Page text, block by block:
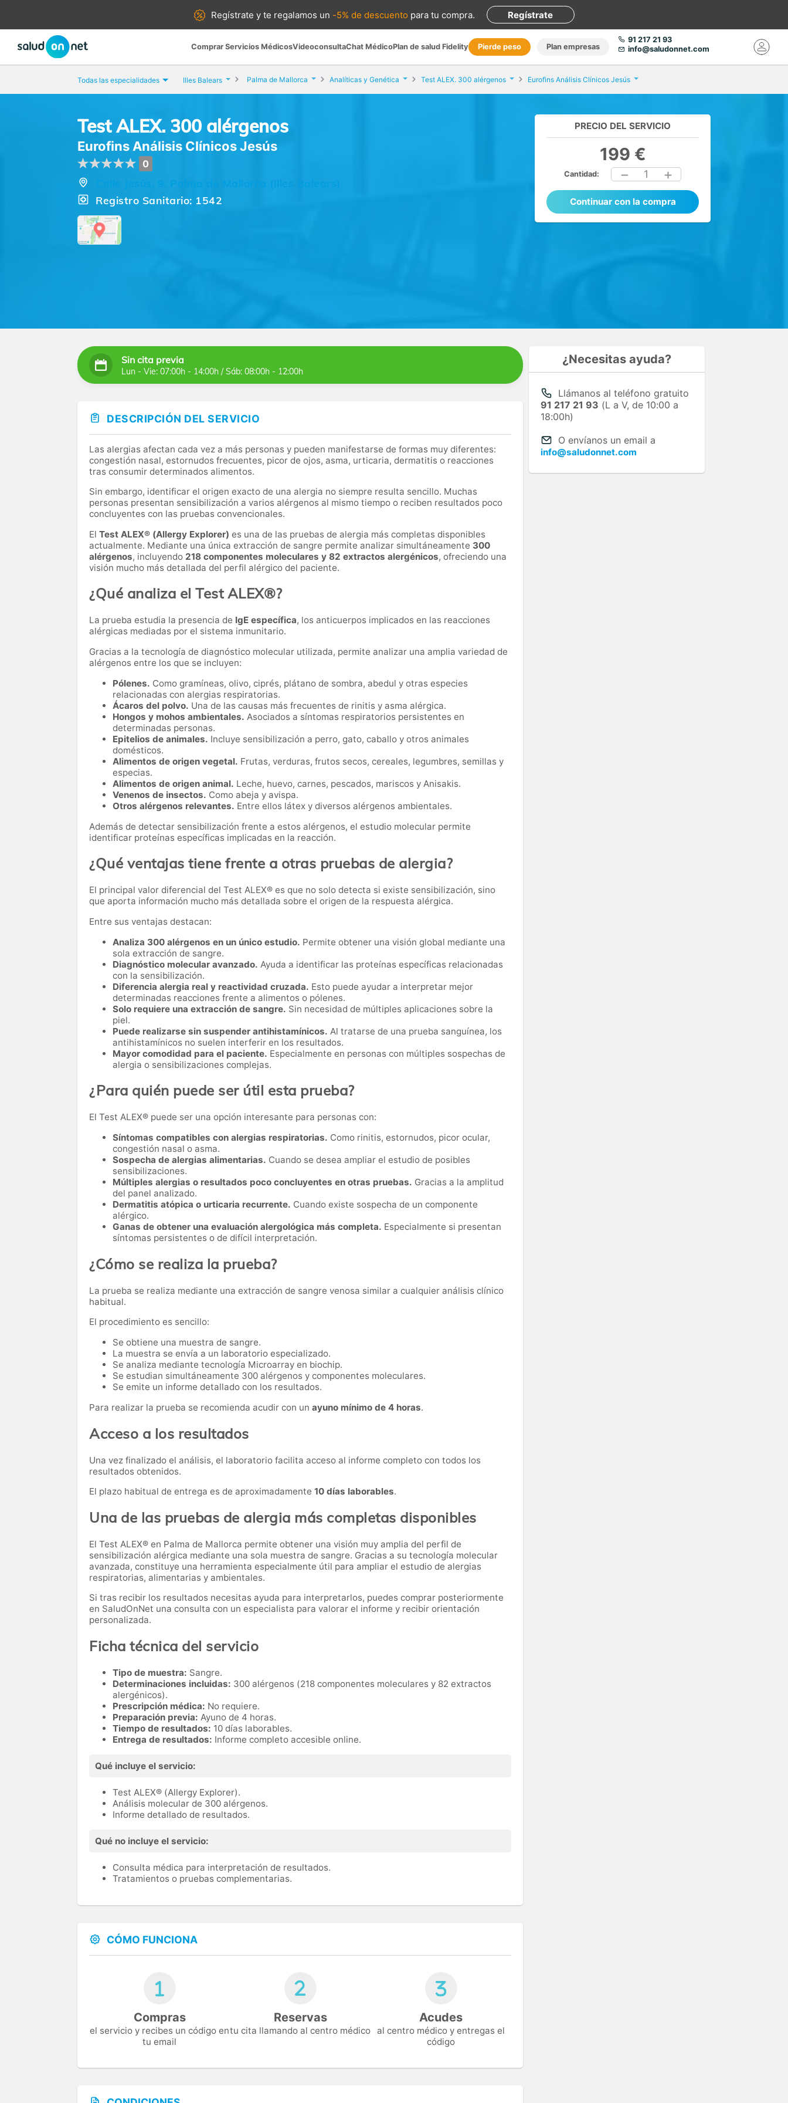
Regístrate yte regalamos un -5% de descuento para tu compra. Regístrate
Comprar Servicios MédicosVideoconsultaChat MédicoPlan de salud Fidelity Pierde peso Plan empresas
91 217 21 93
info@saludonnet.com
Todas las especialidades Illes Balears Palma de Mallorca Analíticas y Genética Test ALEX. 300 alérgenos Eurofins Análisis Clínicos Jesús
Test ALEX. 300 alérgenos
Eurofins Análisis Clínicos Jesús
0
Calle Jesús, 9, Palma de Mallorca (Illes Balears)
Registro Sanitario: 1542
PRECIO DEL SERVICIO
199 €
Cantidad: 1
Continuar con la compra
Sin cita previa
Lun - Vie: 07:00h - 14:00h / Sáb: 08:00h - 12:00h
DESCRIPCIÓN DEL SERVICIO
Las alergias afectan cada vez a más personas y pueden manifestarse de formas muy diferentes:
congestión nasal, estornudos frecuentes, picor de ojos, asma, urticaria, dermatitis o reacciones
tras consumir determinados alimentos.
Sin embargo, identificar el origen exacto de una alergia no siempre resulta sencillo. Muchas
personas presentan sensibilización a varios alérgenos al mismo tiempo o reciben resultados poco
concluyentes con las pruebas convencionales.
El Test ALEX® (Allergy Explorer) es una de las pruebas de alergia más completas disponibles
actualmente. Mediante una única extracción de sangre permite analizar simultáneamente 300
alérgenos, incluyendo 218 componentes moleculares y 82 extractos alergénicos, ofreciendo una
visión mucho más detallada del perfil alérgico del paciente.
¿Qué analiza el Test ALEX®?
La prueba estudia la presencia de IgE específica, los anticuerpos implicados en las reacciones
alérgicas mediadas por el sistema inmunitario.
Gracias a la tecnología de diagnóstico molecular utilizada, permite analizar una amplia variedad de
alérgenos entre los que se incluyen:
Pólenes. Como gramíneas, olivo, ciprés, plátano de sombra, abedul y otras especies
relacionadas con alergias respiratorias.
Ácaros del polvo. Una de las causas más frecuentes de rinitis y asma alérgica.
Hongos y mohos ambientales. Asociados a síntomas respiratorios persistentes en
determinadas personas.
Epitelios de animales. Incluye sensibilización a perro, gato, caballo y otros animales
domésticos.
Alimentos de origen vegetal. Frutas, verduras, frutos secos, cereales, legumbres, semillas y
especias.
Alimentos de origen animal. Leche, huevo, carnes, pescados, mariscos y Anisakis.
Venenos de insectos. Como abeja y avispa.
Otros alérgenos relevantes. Entre ellos látex y diversos alérgenos ambientales.
Además de detectar sensibilización frente a estos alérgenos, el estudio molecular permite
identificar proteínas específicas implicadas en la reacción.
¿Qué ventajas tiene frente a otras pruebas de alergia?
El principal valor diferencial del Test ALEX® es que no solo detecta si existe sensibilización, sino
que aporta información mucho más detallada sobre el origen de la respuesta alérgica.
Entre sus ventajas destacan:
Analiza 300 alérgenos en un único estudio. Permite obtener una visión global mediante una
sola extracción de sangre.
Diagnóstico molecular avanzado. Ayuda a identificar las proteínas específicas relacionadas
con la sensibilización.
Diferencia alergia real y reactividad cruzada. Esto puede ayudar a interpretar mejor
determinadas reacciones frente a alimentos o pólenes.
Solo requiere una extracción de sangre. Sin necesidad de múltiples aplicaciones sobre la
piel.
Puede realizarse sin suspender antihistamínicos. Al tratarse de una prueba sanguínea, los
antihistamínicos no suelen interferir en los resultados.
Mayor comodidad para el paciente. Especialmente en personas con múltiples sospechas de
alergia o sensibilizaciones complejas.
¿Para quién puede ser útil esta prueba?
El Test ALEX® puede ser una opción interesante para personas con:
Síntomas compatibles con alergias respiratorias. Como rinitis, estornudos, picor ocular,
congestión nasal o asma.
Sospecha de alergias alimentarias. Cuando se desea ampliar el estudio de posibles
sensibilizaciones.
Múltiples alergias o resultados poco concluyentes en otras pruebas. Gracias a la amplitud
del panel analizado.
Dermatitis atópica o urticaria recurrente. Cuando existe sospecha de un componente
alérgico.
Ganas de obtener una evaluación alergológica más completa. Especialmente si presentan
síntomas persistentes o de difícil interpretación.
¿Cómo se realiza la prueba?
La prueba se realiza mediante una extracción de sangre venosa similar a cualquier análisis clínico
habitual.
El procedimiento es sencillo:
Se obtiene una muestra de sangre.
La muestra se envía a un laboratorio especializado.
Se analiza mediante tecnología Microarray en biochip.
Se estudian simultáneamente 300 alérgenos y componentes moleculares.
Se emite un informe detallado con los resultados.
Para realizar la prueba se recomienda acudir con un ayuno mínimo de 4 horas.
Acceso a los resultados
Una vez finalizado el análisis, el laboratorio facilita acceso al informe completo con todos los
resultados obtenidos.
El plazo habitual de entrega es de aproximadamente 10 días laborables.
Una de las pruebas de alergia más completas disponibles
El Test ALEX® en Palma de Mallorca permite obtener una visión muy amplia del perfil de
sensibilización alérgica mediante una sola muestra de sangre. Gracias a su tecnología molecular
avanzada, constituye una herramienta especialmente útil para ampliar el estudio de alergias
respiratorias, alimentarias y ambientales.
Si tras recibir los resultados necesitas ayuda para interpretarlos, puedes comprar posteriormente
en SaludOnNet una consulta con un especialista para valorar el informe y recibir orientación
personalizada.
Ficha técnica del servicio
Tipo de muestra: Sangre.
Determinaciones incluidas: 300 alérgenos (218 componentes moleculares y 82 extractos
alergénicos).
Prescripción médica: No requiere.
Preparación previa: Ayuno de 4 horas.
Tiempo de resultados: 10 días laborables.
Entrega de resultados: Informe completo accesible online.
Qué incluye el servicio:
Test ALEX® (Allergy Explorer).
Análisis molecular de 300 alérgenos.
Informe detallado de resultados.
Qué no incluye el servicio:
Consulta médica para interpretación de resultados.
Tratamientos o pruebas complementarias.
CÓMO FUNCIONA
Compras
el servicio y recibes un código en
tu email
Reservas
tu cita llamando al centro médico
Acudes
al centro médico y entregas el
código
¿Necesitas ayuda?
Llámanos al teléfono gratuito
91 217 21 93 (L a V, de 10:00 a
18:00h)
O envíanos un email a
info@saludonnet.com